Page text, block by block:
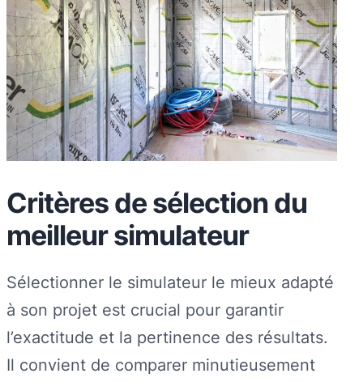
Critères de sélection du
meilleur simulateur
Sélectionner le simulateur le mieux adapté
à son projet est crucial pour garantir
l’exactitude et la pertinence des résultats.
Il convient de comparer minutieusement